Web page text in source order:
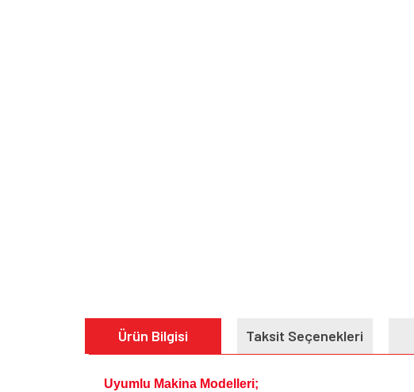
Ürün Bilgisi Taksit Seçenekleri
Uyumlu Makina Modelleri;